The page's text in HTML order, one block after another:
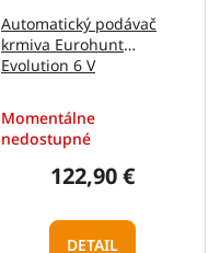
Automatický podávač
krmiva Eurohunt
Evolution 6 V
Momentálne
nedostupné
122,90 €
DETAIL